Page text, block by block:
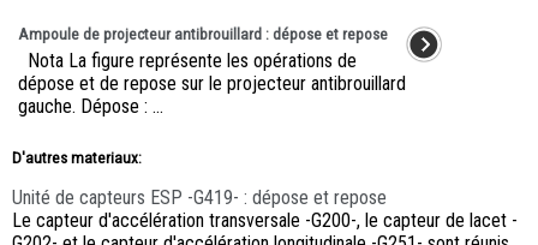
Ampoule de projecteur antibrouillard : dépose et repose
Nota La figure représente les opérations de
dépose et de repose sur le projecteur antibrouillard
gauche. Dépose : ...
D'autres materiaux:
Unité de capteurs ESP -G419- : dépose et repose
Le capteur d'accélération transversale -G200-, le capteur de lacet -